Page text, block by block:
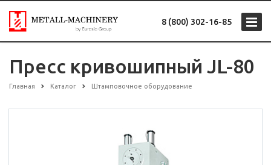
8 (800) 302-16-85
Пресс кривошипный JL-80
Главная Каталог Штамповочное оборудование